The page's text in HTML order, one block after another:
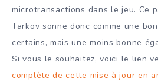
microtransactions dans le jeu. Ce
Tarkov sonne donc comme une
certains, mais une moins bonne
Si vous le souhaitez, voici le lien
complète de cette mise à jour en